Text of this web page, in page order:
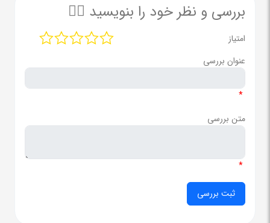
بررسی و نظر خود را بنویسید ✍🏻
امتیاز
عنوان بررسی
*
متن بررسی
*